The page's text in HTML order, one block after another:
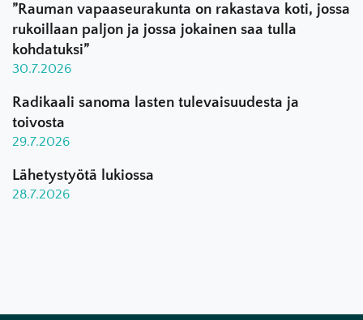
”Rauman vapaaseurakunta on rakastava koti, jossa
rukoillaan paljon ja jossa jokainen saa tulla
kohdatuksi”
30.7.2026
Radikaali sanoma lasten tulevaisuudesta ja
toivosta
29.7.2026
Lähetystyötä lukiossa
28.7.2026